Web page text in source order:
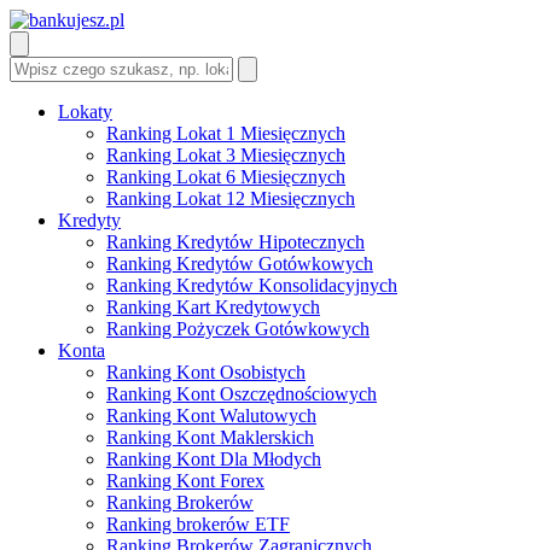
Lokaty
Ranking Lokat 1 Miesięcznych
Ranking Lokat 3 Miesięcznych
Ranking Lokat 6 Miesięcznych
Ranking Lokat 12 Miesięcznych
Kredyty
Ranking Kredytów Hipotecznych
Ranking Kredytów Gotówkowych
Ranking Kredytów Konsolidacyjnych
Ranking Kart Kredytowych
Ranking Pożyczek Gotówkowych
Konta
Ranking Kont Osobistych
Ranking Kont Oszczędnościowych
Ranking Kont Walutowych
Ranking Kont Maklerskich
Ranking Kont Dla Młodych
Ranking Kont Forex
Ranking Brokerów
Ranking brokerów ETF
Ranking Brokerów Zagranicznych